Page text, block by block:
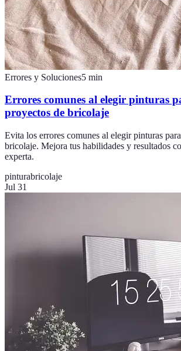
Errores y Soluciones5 min
Errores comunes al elegir pinturas
proyectos de bricolaje
Evita los errores comunes al elegir pinturas
bricolaje. Mejora tus habilidades y resultados
experta.
pinturabricolaje
Jul 31